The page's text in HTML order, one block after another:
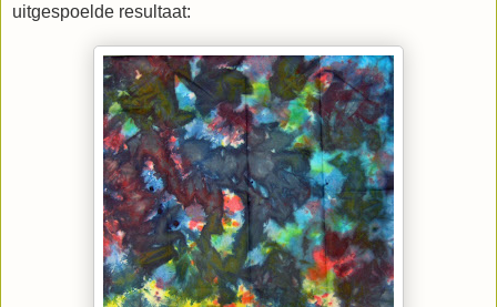
uitgespoelde resultaat: